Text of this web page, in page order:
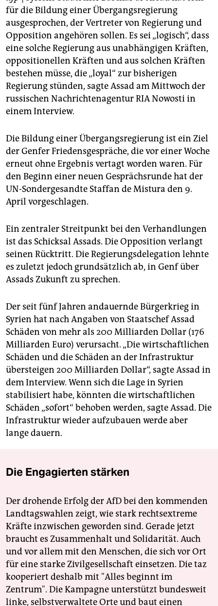
unterstützen
abo
genossenschaft
epaper login
für die Bildung einer Übergangsregierung
ausgesprochen, der Vertreter von Regierung und
Opposition angehören sollen. Es sei „logisch“, dass
eine solche Regierung aus unabhängigen Kräften,
oppositionellen Kräften und aus solchen Kräften
bestehen müsse, die „loyal“ zur bisherigen
Regierung stünden, sagte Assad am Mittwoch der
russischen Nachrichtenagentur RIA Nowosti in
einem Interview.
Die Bildung einer Übergangsregierung ist ein Ziel
der Genfer Friedensgespräche, die vor einer Woche
erneut ohne Ergebnis vertagt worden waren. Für
den Beginn einer neuen Gesprächsrunde hat der
UN-Sondergesandte Staffan de Mistura den 9.
April vorgeschlagen.
Ein zentraler Streitpunkt bei den Verhandlungen
ist das Schicksal Assads. Die Opposition verlangt
seinen Rücktritt. Die Regierungsdelegation lehnte
es zuletzt jedoch grundsätzlich ab, in Genf über
Assads Zukunft zu sprechen.
Der seit fünf Jahren andauernde Bürgerkrieg in
Syrien hat nach Angaben von Staatschef Assad
Schäden von mehr als 200 Milliarden Dollar (176
Milliarden Euro) verursacht. „Die wirtschaftlichen
Schäden und die Schäden an der Infrastruktur
übersteigen 200 Milliarden Dollar“, sagte Assad in
dem Interview. Wenn sich die Lage in Syrien
stabilisiert habe, könnten die wirtschaftlichen
Schäden „sofort“ behoben werden, sagte Assad. Die
Infrastruktur wieder aufzubauen werde aber
lange dauern.
Die Engagierten stärken
Der drohende Erfolg der AfD bei den kommenden
Landtagswahlen zeigt, wie stark rechtsextreme
Kräfte inzwischen geworden sind. Gerade jetzt
braucht es Zusammenhalt und Solidarität. Auch
und vor allem mit den Menschen, die sich vor Ort
für eine starke Zivilgesellschaft einsetzen. Die taz
kooperiert deshalb mit "Alles beginnt im
Zentrum". Die Kampagne unterstützt bundesweit
linke, selbstverwaltete Orte und baut einen